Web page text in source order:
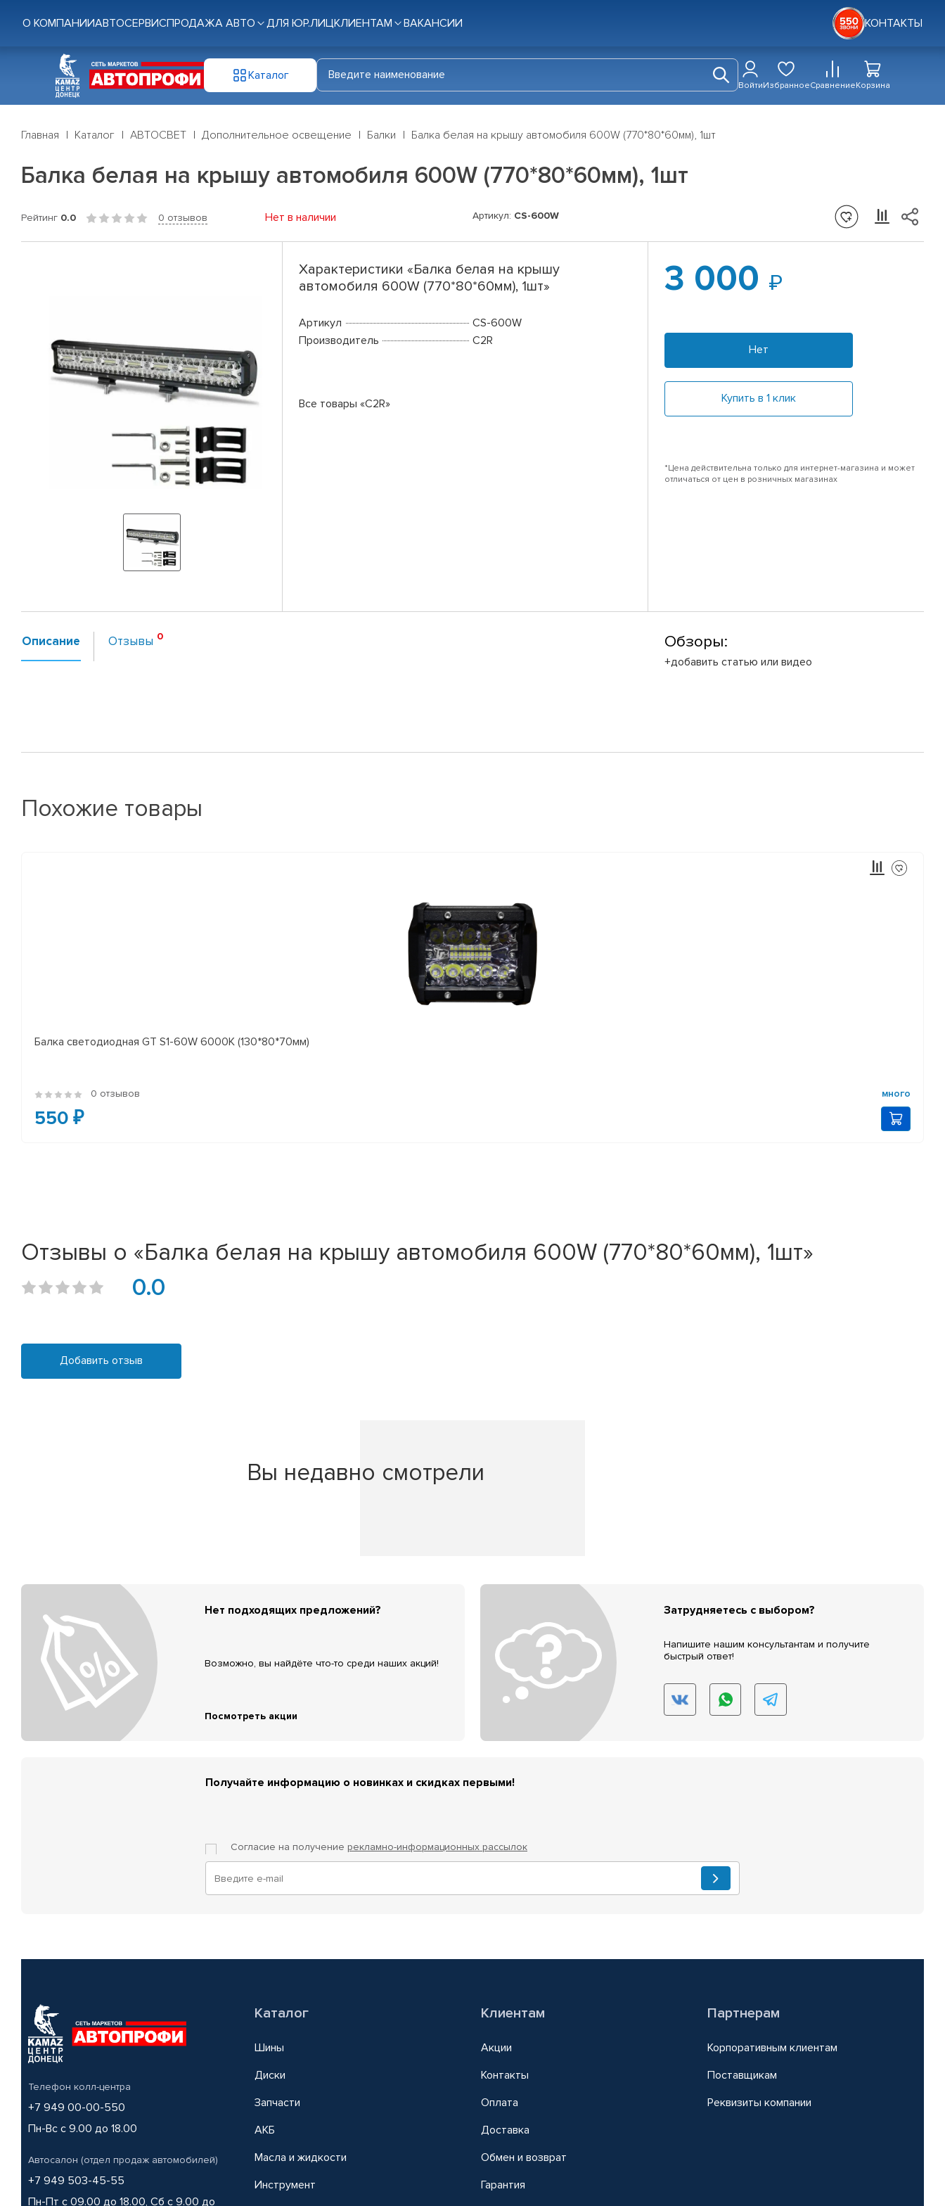
О КОМПАНИИАВТОСЕРВИСПРОДАЖА АВТО ДЛЯ ЮР.ЛИЦКЛИЕНТАМ ВАКАНСИИ КОНТАКТЫ
Каталог
ВойтиИзбранноеСравнениеКорзина
Главная Каталог АВТОСВЕТ Дополнительное освещение Балки Балка белая на крышу автомобиля 600W (770*80*60мм), 1шт
Балка белая на крышу автомобиля 600W (770*80*60мм), 1шт
Рейтинг 0.0 0 отзывов Нет в наличии Артикул: CS-600W
Характеристики «Балка белая на крышу
автомобиля 600W (770*80*60мм), 1шт»
Артикул
CS-600W
Производитель
C2R
Все товары «C2R»
3 000
Нет
Купить в 1 клик
*Цена действительна только для интернет-магазина и может
отличаться от цен в розничных магазинах
Описание Отзывы Обзоры:
+добавить статью или видео
Похожие товары
Балка светодиодная GT S1-60W 6000K (130*80*70мм)
0 отзывов много
550 ₽
Отзывы о «Балка белая на крышу автомобиля 600W (770*80*60мм), 1шт»
0.0
Добавить отзыв
Вы недавно смотрели
Нет подходящих предложений?
Возможно, вы найдёте что-то среди наших акций!
Посмотреть акции
Затрудняетесь с выбором?
Напишите нашим консультантам и получите
быстрый ответ!
Получайте информацию о новинках и скидках первыми!
Согласие на получение рекламно-информационных рассылок
Телефон колл-центра
+7 949 00-00-550
Пн-Вс с 9.00 до 18.00
Автосалон (отдел продаж автомобилей)
+7 949 503-45-55
Пн-Пт с 09.00 до 18.00, Сб с 9.00 до
Каталог
Шины
Диски
Запчасти
АКБ
Масла и жидкости
Инструмент
Клиентам
Акции
Контакты
Оплата
Доставка
Обмен и возврат
Гарантия
Партнерам
Корпоративным клиентам
Поставщикам
Реквизиты компании